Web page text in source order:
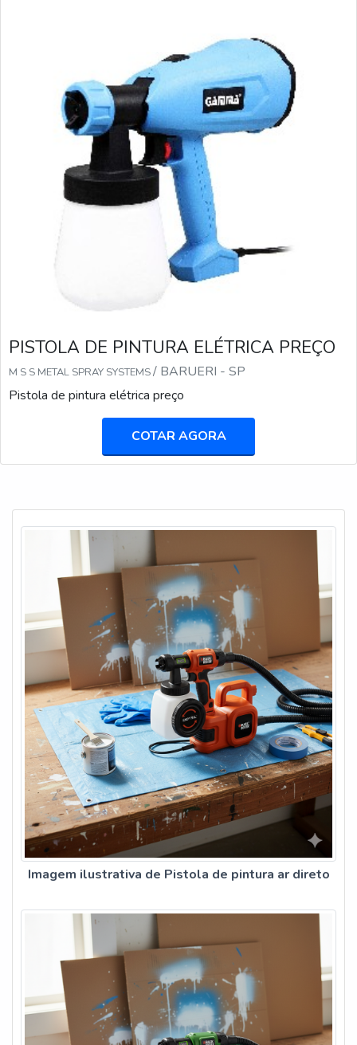
PISTOLA DE PINTURA ELÉTRICA PREÇO
M S S METAL SPRAY SYSTEMS/ BARUERI - SP
Pistola de pintura elétrica preço
COTAR AGORA
Imagem ilustrativa de Pistola de pintura ar direto